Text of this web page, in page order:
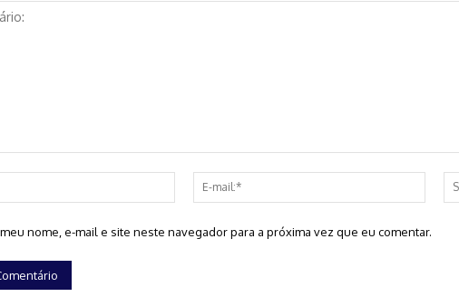
Nome:*
mail:*
nome, e-mail e site neste navegador para a próxima vez que eu comentar.